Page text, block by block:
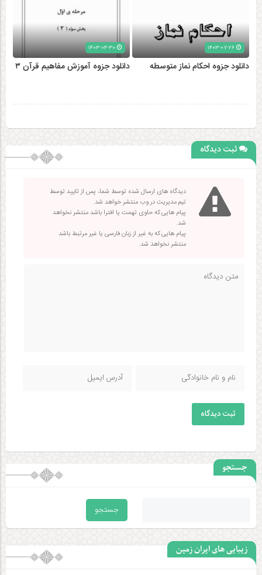
۱۴۰۳-۰۷-۲۶
دانلود جزوه احکام نماز متوسطه دانلود جزوه آموزش مفاهیم قرآن ۳
ثبت دیدگاه
دیدگاه های ارسال شده توسط شما، پس از تایید توسط
تیم مدیریت در وب منتشر خواهد شد.
پیام هایی که حاوی تهمت یا افترا باشد منتشر نخواهد
شد.
پیام هایی که به غیر از زبان فارسی یا غیر مرتبط باشد
منتشر نخواهد شد.
ثبت دیدگاه
جستجو
زیبایی های ایران زمین